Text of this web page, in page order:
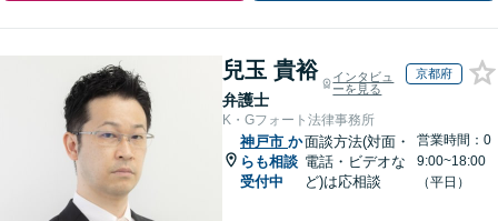
兒玉 貴裕
弁護士
インタビュ
ーを見る
京都府
K・Gフォート法律事務所
神戸市 か
らも相談
受付中
面談方法(対面・
電話・ビデオな
ど)は応相談
営業時間：0
9:00~18:00
（平日）